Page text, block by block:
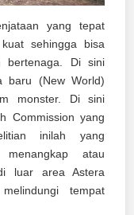
yang tepat
sehingga bisa
bertenaga. Di sini
baru (New World)
monster. Di sini
Commission yang
inilah yang
atau
luar area Astera
tempat